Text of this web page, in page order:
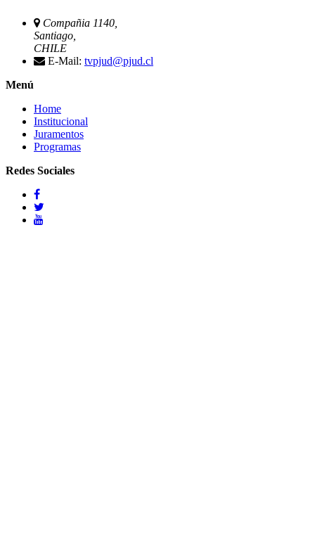
Compañia 1140,
Santiago,
CHILE
E-Mail: tvpjud@pjud.cl
Menú
Home
Institucional
Juramentos
Programas
Redes Sociales